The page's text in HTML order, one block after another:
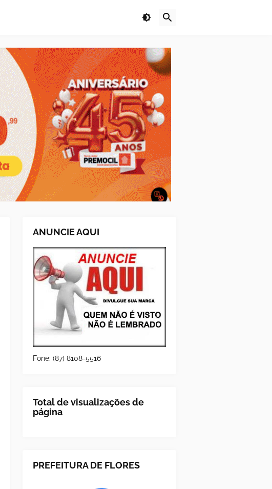
ANUNCIE AQUI
Fone: (87) 8108-5516
Total de visualizações de
página
PREFEITURA DE FLORES